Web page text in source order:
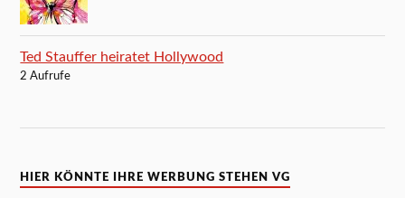
Ted Stauffer heiratet Hollywood
2 Aufrufe
HIER KÖNNTE IHRE WERBUNG STEHEN VG